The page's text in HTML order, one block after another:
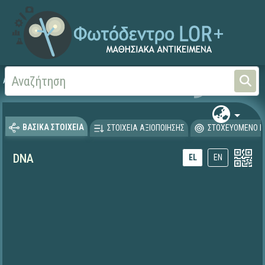
Αρχική
ΒΑΣΙΚΑ ΣΤΟΙΧΕΙΑ ΣΤΟΙΧΕΙΑ ΑΞΙΟΠΟΙΗΣΗΣ ΣΤΟΧΕΥΟΜΕΝΟ
DNA EL EN